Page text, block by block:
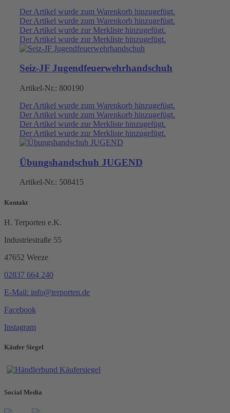
Der Artikel wurde zum Warenkorb hinzugefügt.
Der Artikel wurde zum Warenkorb hinzugefügt.
Der Artikel wurde zur Merkliste hinzugefügt.
Der Artikel wurde zur Merkliste hinzugefügt.
Seiz-JF Jugendfeuerwehrhandschuh
Artikel-Nr.: 800190
Der Artikel wurde zum Warenkorb hinzugefügt.
Der Artikel wurde zum Warenkorb hinzugefügt.
Der Artikel wurde zur Merkliste hinzugefügt.
Der Artikel wurde zur Merkliste hinzugefügt.
Übungshandschuh JUGEND
Artikel-Nr.: 508415
Kontakt
H. Terporten e.K.
Industriestraße 55
47652 Weeze
02837 664 240
E-Mail: info@terporten.de
Facebook
Instagram
Käufer Siegel
Social Media